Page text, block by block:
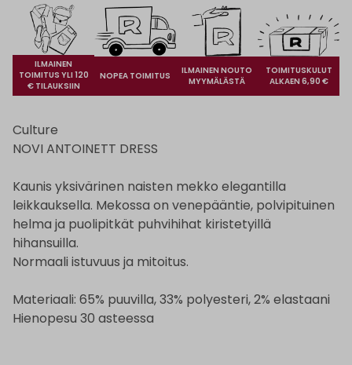
ILMAINEN
TOIMITUS YLI 120
€ TILAUKSIIN
NOPEA TOIMITUS
ILMAINEN NOUTO
MYYMÄLÄSTÄ
TOIMITUSKULUT
ALKAEN 6,90 €
Culture
NOVI ANTOINETT DRESS
Kaunis yksivärinen naisten mekko elegantilla
leikkauksella. Mekossa on venepääntie, polvipituinen
helma ja puolipitkät puhvihihat kiristetyillä
hihansuilla.
Normaali istuvuus ja mitoitus.
Materiaali: 65% puuvilla, 33% polyesteri, 2% elastaani
Hienopesu 30 asteessa